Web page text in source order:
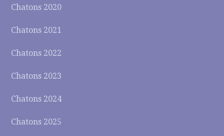
Chatons 2020
Chatons 2021
Chatons 2022
Chatons 2023
Chatons 2024
Chatons 2025